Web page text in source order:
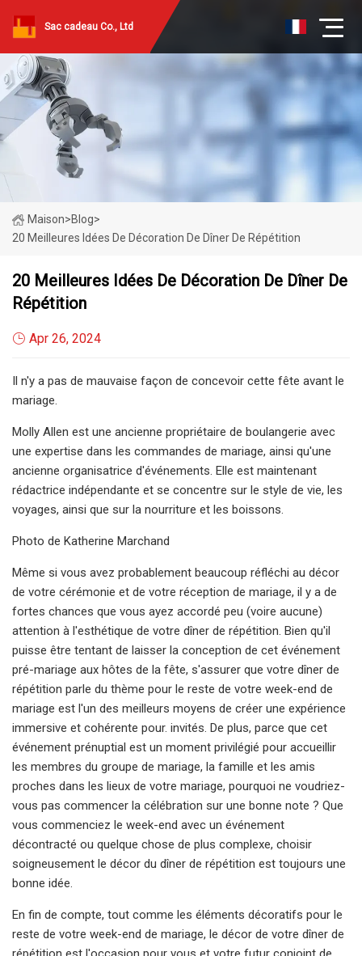
Sac cadeau Co., Ltd
Maison>Blog>
20 Meilleures Idées De Décoration De Dîner De Répétition
20 Meilleures Idées De Décoration De Dîner De
Répétition
Apr 26, 2024
Il n'y a pas de mauvaise façon de concevoir cette fête avant le
mariage.
Molly Allen est une ancienne propriétaire de boulangerie avec
une expertise dans les commandes de mariage, ainsi qu'une
ancienne organisatrice d'événements. Elle est maintenant
rédactrice indépendante et se concentre sur le style de vie, les
voyages, ainsi que sur la nourriture et les boissons.
Photo de Katherine Marchand
Même si vous avez probablement beaucoup réfléchi au décor
de votre cérémonie et de votre réception de mariage, il y a de
fortes chances que vous ayez accordé peu (voire aucune)
attention à l'esthétique de votre dîner de répétition. Bien qu'il
puisse être tentant de laisser la conception de cet événement
pré-mariage aux hôtes de la fête, s'assurer que votre dîner de
répétition parle du thème pour le reste de votre week-end de
mariage est l'un des meilleurs moyens de créer une expérience
immersive et cohérente pour. invités. De plus, parce que cet
événement prénuptial est un moment privilégié pour accueillir
les membres du groupe de mariage, la famille et les amis
proches dans les lieux de votre mariage, pourquoi ne voudriez-
vous pas commencer la célébration sur une bonne note ? Que
vous commenciez le week-end avec un événement
décontracté ou quelque chose de plus complexe, choisir
soigneusement le décor du dîner de répétition est toujours une
bonne idée.
En fin de compte, tout comme les éléments décoratifs pour le
reste de votre week-end de mariage, le décor de votre dîner de